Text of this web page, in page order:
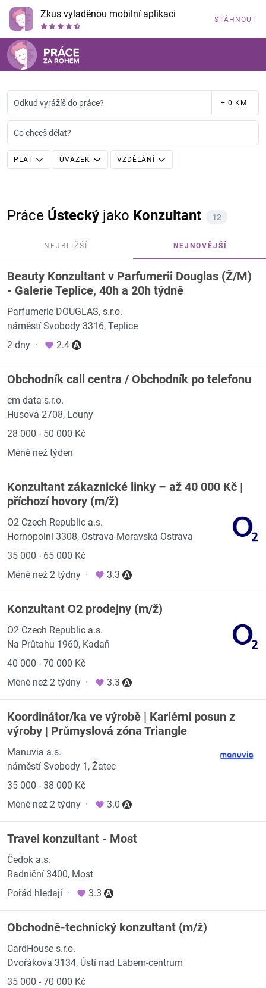
Zkus vyladěnou mobilní aplikaci STÁHNOUT
Odkud vyrážíš do práce? + 0 KM
Co chceš dělat?
PLAT ÚVAZEK VZDĚLÁNÍ
Práce Ústecký jako Konzultant 12
NEJBLIŽŠÍ NEJNOVĚJŠÍ
Beauty Konzultant v Parfumerii Douglas (Ž/M)
- Galerie Teplice, 40h a 20h týdně
Parfumerie DOUGLAS, s.r.o.
náměstí Svobody 3316, Teplice
2 dny · 2.4
Obchodník call centra / Obchodník po telefonu
cm data s.r.o.
Husova 2708, Louny
28 000 - 50 000 Kč
Méně než týden
Konzultant zákaznické linky – až 40 000 Kč |
příchozí hovory (m/ž)
O2 Czech Republic a.s.
Hornopolní 3308, Ostrava-Moravská Ostrava
35 000 - 65 000 Kč
Méně než 2 týdny · 3.3
Konzultant O2 prodejny (m/ž)
O2 Czech Republic a.s.
Na Průtahu 1960, Kadaň
40 000 - 70 000 Kč
Méně než 2 týdny · 3.3
Koordinátor/ka ve výrobě | Kariérní posun z
výroby | Průmyslová zóna Triangle
Manuvia a.s.
náměstí Svobody 1, Žatec
35 000 - 38 000 Kč
Méně než 2 týdny · 3.0
Travel konzultant - Most
Čedok a.s.
Radniční 3400, Most
Pořád hledají · 3.3
Obchodně-technický konzultant (m/ž)
CardHouse s.r.o.
Dvořákova 3134, Ústí nad Labem-centrum
35 000 - 70 000 Kč